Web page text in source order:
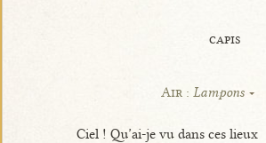
capis
Air :Lampons
Ciel ! Qu’ai-je vu dans ces lieux